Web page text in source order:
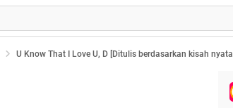
U Know That I Love U, D [Ditulis berdasarkan kisah nyata]